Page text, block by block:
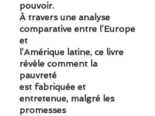
pouvoir.
À travers une analyse
comparative entre l’Europe
et
l’Amérique latine, ce livre
révèle comment la
pauvreté
est fabriquée et
entretenue, malgré les
promesses